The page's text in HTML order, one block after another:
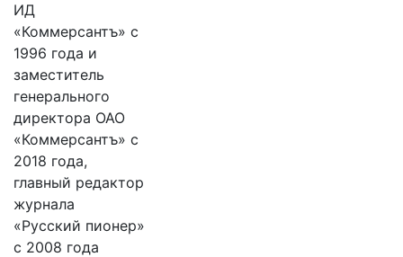
ИД
«Коммерсантъ» с
1996 года и
заместитель
генерального
директора ОАО
«Коммерсантъ» с
2018 года,
главный редактор
журнала
«Русский пионер»
с 2008 года